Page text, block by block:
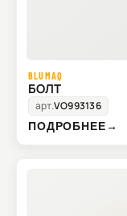
BLUMAQ
БОЛТ
арт.VO993136
ПОДРОБНЕЕ→